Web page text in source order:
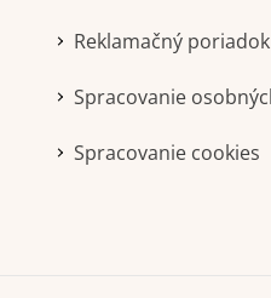
Reklamačný poriadok
Spracovanie
Spracovanie cookies